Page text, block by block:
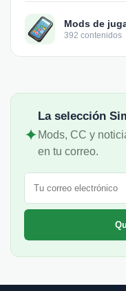
Mods de
392 contenidos
✦
La selección
Mods, CC y
en tu correo.
Correo electrónico